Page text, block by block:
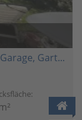
Gepflegtes Reihenhaus in Dülmen mit Garage, Garten und Keller